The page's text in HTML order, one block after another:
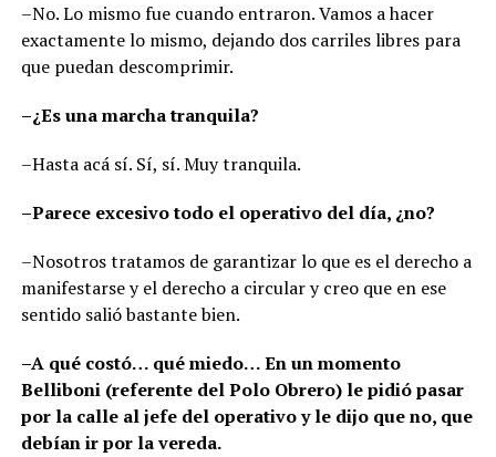
–No. Lo mismo fue cuando entraron. Vamos a hacer
exactamente lo mismo, dejando dos carriles libres para
que puedan descomprimir.
–¿Es una marcha tranquila?
–Hasta acá sí. Sí, sí. Muy tranquila.
–Parece excesivo todo el operativo del día, ¿no?
–Nosotros tratamos de garantizar lo que es el derecho a
manifestarse y el derecho a circular y creo que en ese
sentido salió bastante bien.
–A qué costó… qué miedo… En un momento
Belliboni (referente del Polo Obrero) le pidió pasar
por la calle al jefe del operativo y le dijo que no, que
debían ir por la vereda.